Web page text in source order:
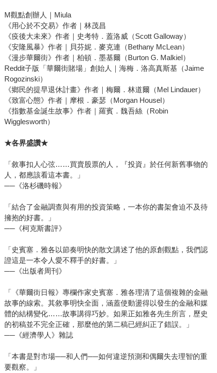
M觀點創辦人｜Miula
《用心於不交易》作者｜林茂昌
《疫後大未來》作者｜史考特．蓋洛威（Scott Galloway）
《安隆風暴》作者｜貝芬妮．麥克連（Bethany McLean）
《漫步華爾街》作者｜柏頓．墨基爾（Burton G. Malkiel）
Reddit子版「華爾街賭場」創始人｜海梅．洛高真斯基（Jaime
Rogozinski）
《鄉民的提早退休計畫》作者｜梅爾．林道爾（Mel Lindauer）
《致富心態》作者｜摩根．豪瑟（Morgan Housel）
《指數基金誕生故事》作者｜羅賓．魏吾絲（Robin
Wigglesworth）
★各界盛讚★
「敘事扣人心弦……買賣股票的人，『投資』於任何新舊事物的
人，都應該看這本書。」
──《洛杉磯時報》
「結合了金融調查與有用的投資策略，一本你的書架會迫不及待
擁抱的好書。」
──《柯克斯書評》
「史賓塞．雅各以節奏明快的散文講述了他的原創觀點，我們認
證這是一本令人愛不釋手的好書。」
──《出版者周刊》
「《華爾街日報》專欄作家史賓塞．雅各理清了這個複雜的金融
故事的線索。其敘事明快全面，涵蓋使動盪得以發生的金融和媒
體的結構變化……故事講得巧妙。如果正如雅各先生所言，歷史
的初稿並不完全正確，那麼他的第二稿已經糾正了錯誤。」
──《經濟學人》雜誌
「本書是對市場──和人們──如何違逆預測和偶爾失去理智的重
要觀察。」